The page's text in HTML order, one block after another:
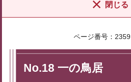
閉じる
ページ番号：2359
No.18 一の鳥居